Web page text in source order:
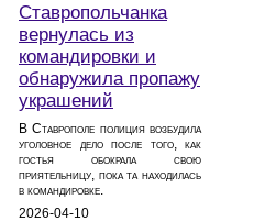
Ставропольчанка
вернулась из
командировки и
обнаружила пропажу
украшений
В Ставрополе полиция возбудила
уголовное дело после того, как
гостья обокрала свою
приятельницу, пока та находилась
в командировке.
2026-04-10